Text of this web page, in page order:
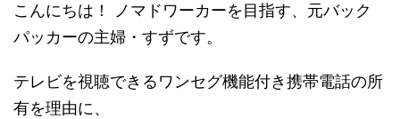
こんにちは！ ノマドワーカーを目指す、元バック
パッカーの主婦・すずです。
テレビを視聴できるワンセグ機能付き携帯電話の所
有を理由に、